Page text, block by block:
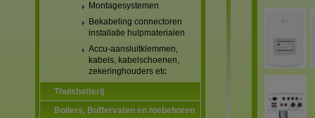
Montagesystemen
Bekabeling connectoren
installatie hulpmaterialen
Accu-aansluitklemmen,
kabels, kabelschoenen,
zekeringhouders etc
Thuisbatterij
Boilers, Buffervaten en toebehoren